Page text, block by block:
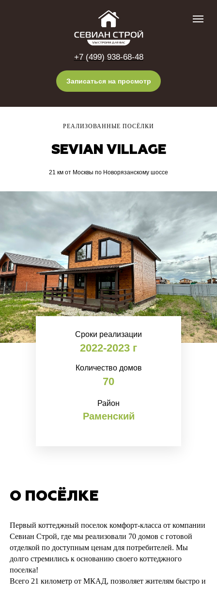
+7 (499) 938-68-48
Записаться на просмотр
РЕАЛИЗОВАННЫЕ ПОСЁЛКИ
SEVIAN VILLAGE
21 км от Москвы по Новорязанскому шоссе
Сроки реализации
2022-2023 г
Количество домов
70
Район
Раменский
О ПОСЁЛКЕ
Первый коттеджный поселок комфорт-класса от компании
Севиан Строй, где мы реализовали 70 домов с готовой
отделкой по доступным ценам для потребителей. Мы
долго стремились к основанию своего коттеджного
поселка!
Всего 21 километр от МКАД, позволяет жителям быстро и